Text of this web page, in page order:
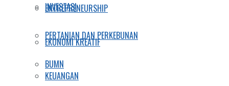
INVESTASI
PERTANIAN DAN PERKEBUNAN
BUMN
ENTREPRENEURSHIP
EKONOMI KREATIF
KEUANGAN